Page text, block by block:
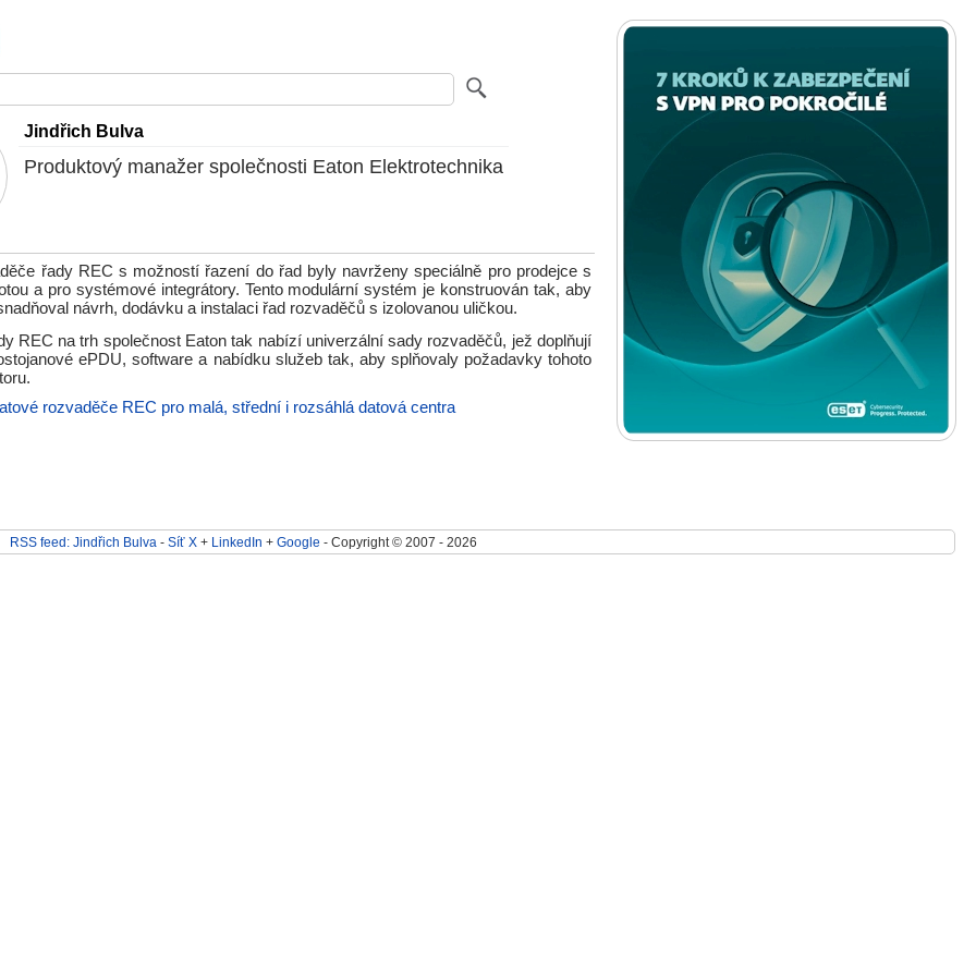
Jindřich Bulva
Produktový manažer společnosti Eaton Elektrotechnika
řady REC s možností řazení do řad byly navrženy speciálně pro prodejce s
a pro systémové integrátory. Tento modulární systém je konstruován tak, aby
návrh, dodávku a instalaci řad rozvaděčů s izolovanou uličkou.
REC na trh společnost Eaton tak nabízí univerzální sady rozvaděčů, jež doplňují
ePDU, software a nabídku služeb tak, aby splňovaly požadavky tohoto
rozvaděče REC pro malá, střední i rozsáhlá datová centra
RSS feed: Jindřich Bulva - Síť X + LinkedIn + Google - Copyright © 2007 - 2026